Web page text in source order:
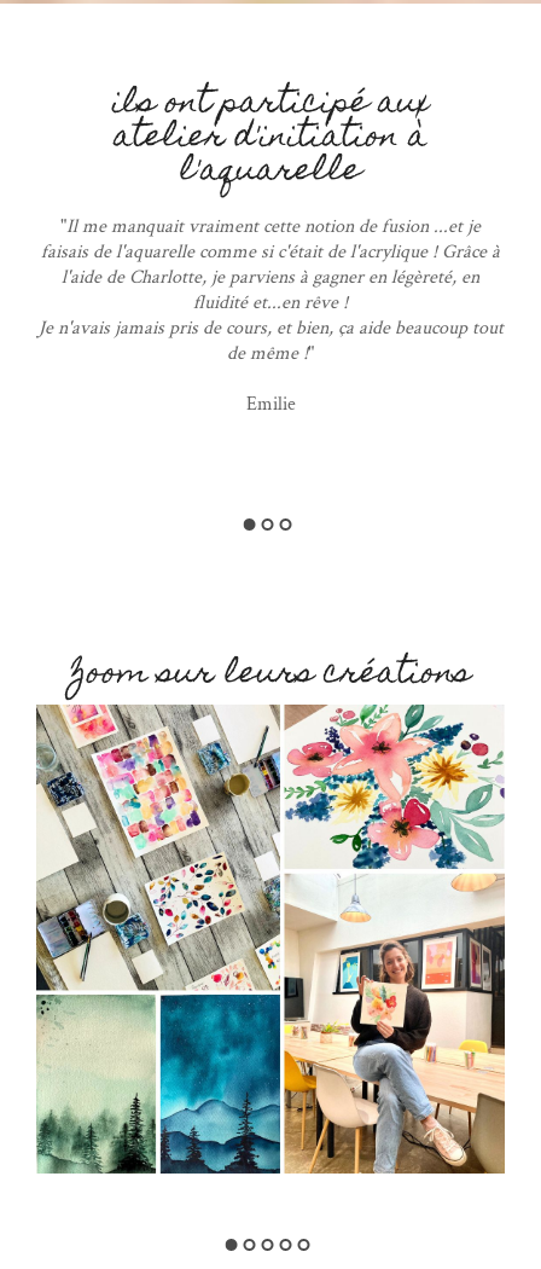
ils ont participé aux
atelier d'initiation à
l'aquarelle
"Il me manquait vraiment cette notion de fusion ...et je
faisais de l'aquarelle comme si c'était de l'acrylique ! Grâce à
l'aide de Charlotte, je parviens à gagner en légèreté, en
fluidité et...en rêve !
Je n'avais jamais pris de cours, et bien, ça aide beaucoup tout
de même !"
Emilie
Zoom sur leurs créations